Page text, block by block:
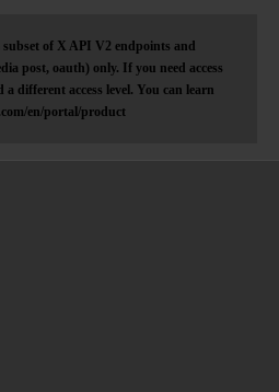
subset of X API V2 endpoints and
post, oauth) only. If you need access
different access level. You can learn
en/portal/product